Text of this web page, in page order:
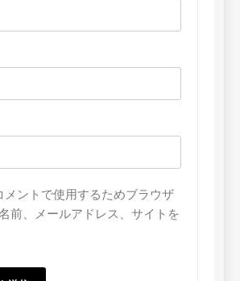
メントで使用するためブラウザ
前、メールアドレス、サイトを